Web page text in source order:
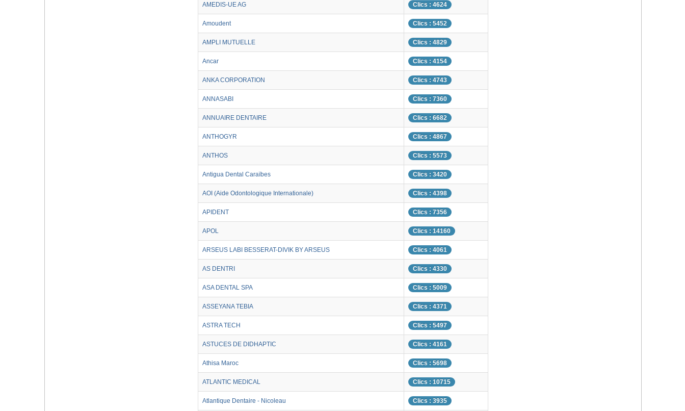
AMEDIS-UE AG Clics : 4624
Amoudent Clics : 5452
AMPLI MUTUELLE Clics : 4829
Ancar Clics : 4154
ANKA CORPORATION Clics : 4743
ANNASABI Clics : 7360
ANNUAIRE DENTAIRE Clics : 6682
ANTHOGYR Clics : 4867
ANTHOS Clics : 5573
Antigua Dental Caraïbes Clics : 3420
AOI (Aide Odontologique Internationale) Clics : 4398
APIDENT Clics : 7356
APOL Clics : 14160
ARSEUS LABI BESSERAT-DIVIK BY ARSEUS Clics : 4061
AS DENTRI Clics : 4330
ASA DENTAL SPA Clics : 5009
ASSEYANA TEBIA Clics : 4371
ASTRA TECH Clics : 5497
ASTUCES DE DIDHAPTIC Clics : 4161
Athisa Maroc Clics : 5698
ATLANTIC MEDICAL Clics : 10715
Atlantique Dentaire - Nicoleau Clics : 3935